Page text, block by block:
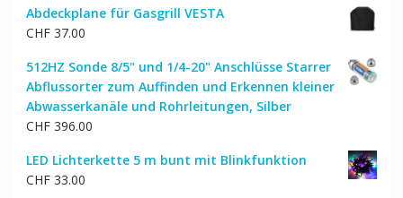
war:
ist:
Abdeckplane für Gasgrill VESTA
CHF37.00
512HZ Sonde 8/5" und 1/4-20" Anschlüsse Starrer
Abflussorter zum Auffinden und Erkennen kleiner
Abwasserkanäle und Rohrleitungen, Silber
CHF396.00
LED Lichterkette 5 m bunt mit Blinkfunktion
CHF33.00